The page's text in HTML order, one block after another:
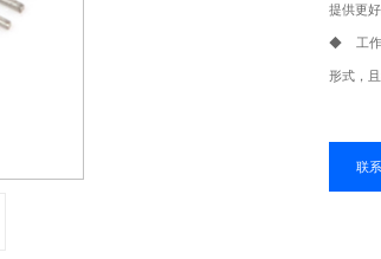
提供更
◆ 工作
形式，
联